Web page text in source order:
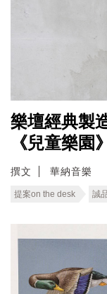
樂壇經典製
《兒童樂園》
撰文 華納音樂
提案on the desk 誠